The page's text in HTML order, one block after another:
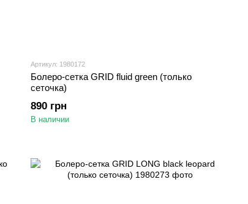
Артикул: 1980172
Болеро-сетка GRID fluid green (только
сеточка)
890 грн
В наличии